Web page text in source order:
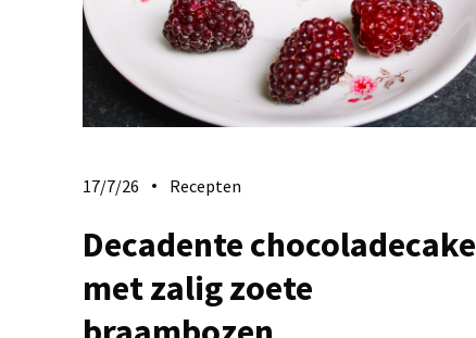
17/7/26 Recepten
Decadente chocoladecake
met zalig zoete